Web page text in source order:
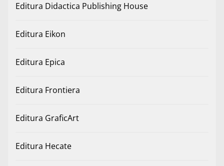
Editura Didactica Publishing House
Editura Eikon
Editura Epica
Editura Frontiera
Editura GraficArt
Editura Hecate